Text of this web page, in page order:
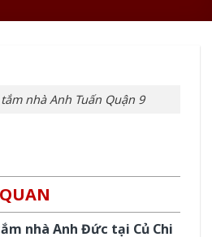
nhà Anh Tuấn Quận 9
nhà Anh Đức tại Củ Chi